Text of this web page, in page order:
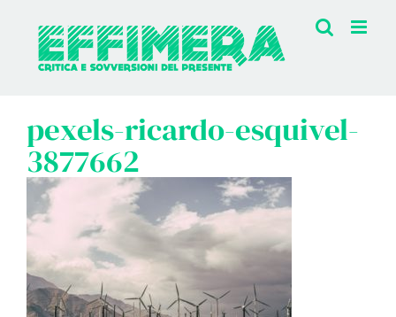
contenuto
pexels-ricardo-esquivel-
3877662